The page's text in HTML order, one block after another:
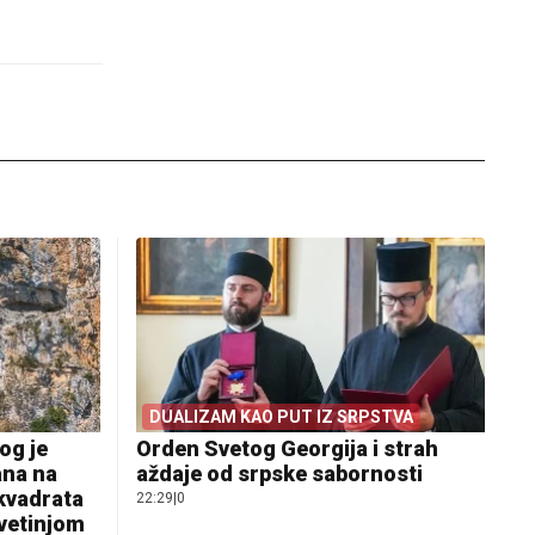
je
na
DUALIZAM KAO PUT IZ SRPSTVA
Orden Svetog Georgija i strah
aždaje od srpske sabornosti
22:29|0